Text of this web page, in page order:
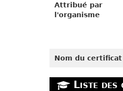
Attribué par
l'organisme
Nom du certificat
Liste